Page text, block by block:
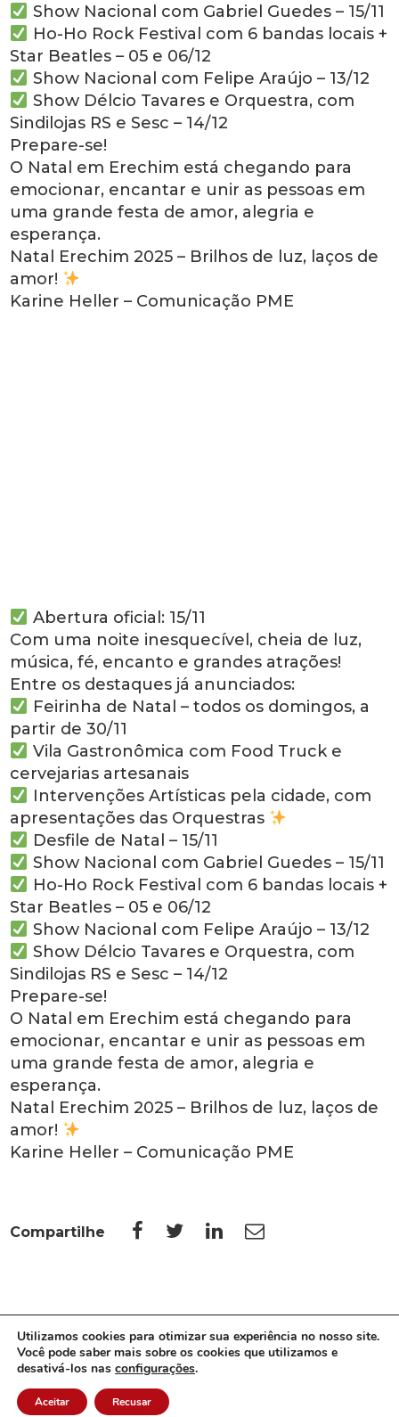
Show Nacional com Gabriel Guedes – 15/11
Ho-Ho Rock Festival com 6 bandas locais +
Star Beatles – 05 e 06/12
Show Nacional com Felipe Araújo – 13/12
Show Délcio Tavares e Orquestra, com
Sindilojas RS e Sesc – 14/12
Prepare-se!
O Natal em Erechim está chegando para
emocionar, encantar e unir as pessoas em
uma grande festa de amor, alegria e
esperança.
Natal Erechim 2025 – Brilhos de luz, laços de
amor!
Karine Heller – Comunicação PME
Abertura oficial: 15/11
Com uma noite inesquecível, cheia de luz,
música, fé, encanto e grandes atrações!
Entre os destaques já anunciados:
Feirinha de Natal – todos os domingos, a
partir de 30/11
Vila Gastronômica com Food Truck e
cervejarias artesanais
Intervenções Artísticas pela cidade, com
apresentações das Orquestras
Desfile de Natal – 15/11
Show Nacional com Gabriel Guedes – 15/11
Ho-Ho Rock Festival com 6 bandas locais +
Star Beatles – 05 e 06/12
Show Nacional com Felipe Araújo – 13/12
Show Délcio Tavares e Orquestra, com
Sindilojas RS e Sesc – 14/12
Prepare-se!
O Natal em Erechim está chegando para
emocionar, encantar e unir as pessoas em
uma grande festa de amor, alegria e
esperança.
Natal Erechim 2025 – Brilhos de luz, laços de
amor!
Karine Heller – Comunicação PME
Compartilhe
Utilizamos cookies para otimizar sua experiência no nosso site.
Você pode saber mais sobre os cookies que utilizamos e
desativá-los nas configurações.
Aceitar Recusar